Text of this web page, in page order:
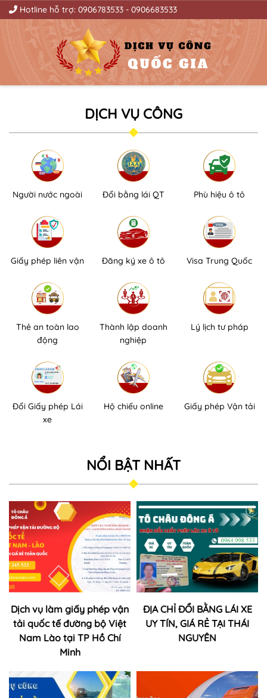
Hotline hỗ trợ: 0906783533 - 0906683533
DỊCH VỤ CÔNG
Người nước ngoài Đổi bằng lái QT Phù hiệu ô tô
Giấy phép liên vận Đăng ký xe ô tô Visa Trung Quốc
Thẻ an toàn lao
động
Thành lập doanh
nghiệp
Lý lịch tư pháp
Đổi Giấy phép Lái
xe
Hộ chiếu online Giấy phép Vận tải
NỔI BẬT NHẤT
Dịch vụ làm giấy phép vận
tải quốc tế đường bộ Việt
Nam Lào tại TP Hồ Chí
Minh
ĐỊA CHỈ ĐỔI BẰNG LÁI XE
UY TÍN, GIÁ RẺ TẠI THÁI
NGUYÊN